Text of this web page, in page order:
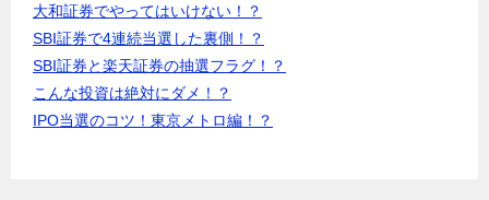
大和証券でやってはいけない！？
SBI証券で4連続当選した裏側！？
SBI証券と楽天証券の抽選フラグ！？
こんな投資は絶対にダメ！？
IPO当選のコツ！東京メトロ編！？